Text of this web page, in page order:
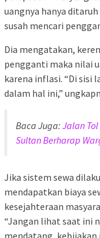
uangnya hanya
susah mencari
Dia mengatakan,
pengganti maka nilai
karena inflasi. “Di sisi
dalam hal ini,”
Baca Juga: Jalan
Sultan Berharap
Jika sistem sewa
mendapatkan biaya
kesejahteraan
“Jangan lihat saat ini
mendatang,